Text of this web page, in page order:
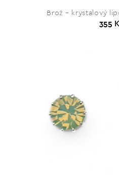
Brož – krystalový
355